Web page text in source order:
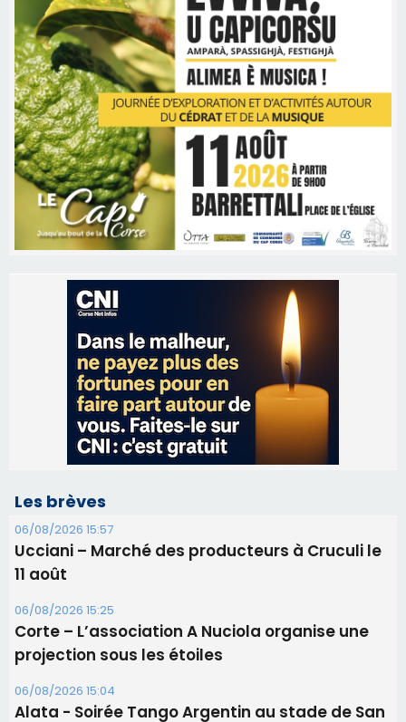
Les brèves
06/08/2026 15:57
Ucciani – Marché des producteurs à Cruculi le
11 août
06/08/2026 15:25
Corte – L’association A Nuciola organise une
projection sous les étoiles
06/08/2026 15:04
Alata - Soirée Tango Argentin au stade de San